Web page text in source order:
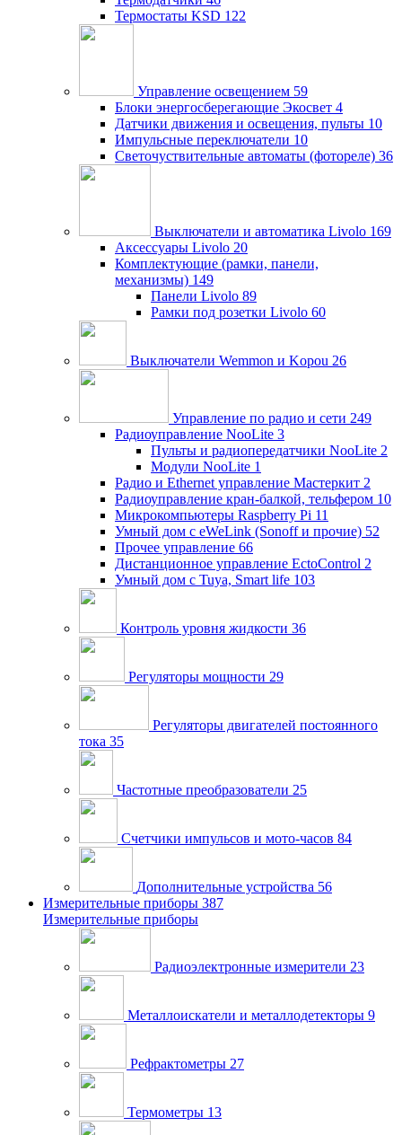
Термостаты KSD 122
Управление освещением 59
Блоки энергосберегающие Экосвет 4
Датчики движения и освещения, пульты 10
Импульсные переключатели 10
Светочуствительные автоматы (фотореле) 36
Выключатели и автоматика Livolo 169
Аксессуары Livolo 20
Комплектующие (рамки, панели,
механизмы) 149
Панели Livolo 89
Рамки под розетки Livolo 60
Выключатели Wemmon и Kopou 26
Управление по радио и сети 249
Радиоуправление NooLite 3
Пульты и радиопередатчики NooLite 2
Модули NooLite 1
Радио и Ethernet управление Мастеркит 2
Радиоуправление кран-балкой, тельфером 10
Микрокомпьютеры Raspberry Pi 11
Умный дом c eWeLink (Sonoff и прочие) 52
Прочее управление 66
Дистанционное управление EctoControl 2
Умный дом с Tuya, Smart life 103
Контроль уровня жидкости 36
Регуляторы мощности 29
Регуляторы двигателей постоянного
тока 35
Частотные преобразователи 25
Счетчики импульсов и мото-часов 84
Дополнительные устройства 56
Измерительные приборы 387
Измерительные приборы
Радиоэлектронные измерители 23
Металлоискатели и металлодетекторы 9
Рефрактометры 27
Термометры 13